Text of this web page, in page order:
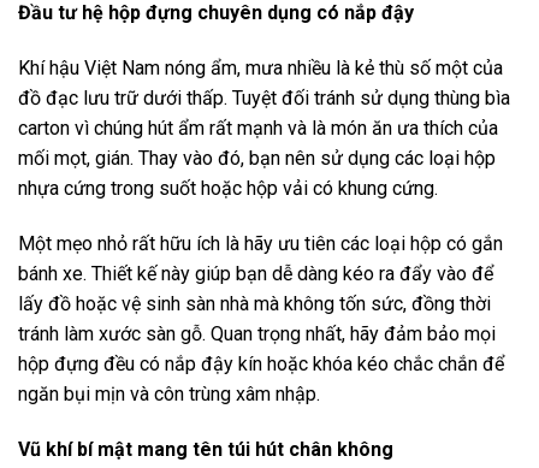
Đầu tư hệ hộp đựng chuyên dụng có nắp đậy
Khí hậu Việt Nam nóng ẩm, mưa nhiều là kẻ thù số một của
đồ đạc lưu trữ dưới thấp. Tuyệt đối tránh sử dụng thùng bìa
carton vì chúng hút ẩm rất mạnh và là món ăn ưa thích của
mối mọt, gián. Thay vào đó, bạn nên sử dụng các loại hộp
nhựa cứng trong suốt hoặc hộp vải có khung cứng.
Một mẹo nhỏ rất hữu ích là hãy ưu tiên các loại hộp có gắn
bánh xe. Thiết kế này giúp bạn dễ dàng kéo ra đẩy vào để
lấy đồ hoặc vệ sinh sàn nhà mà không tốn sức, đồng thời
tránh làm xước sàn gỗ. Quan trọng nhất, hãy đảm bảo mọi
hộp đựng đều có nắp đậy kín hoặc khóa kéo chắc chắn để
ngăn bụi mịn và côn trùng xâm nhập.
Vũ khí bí mật mang tên túi hút chân không